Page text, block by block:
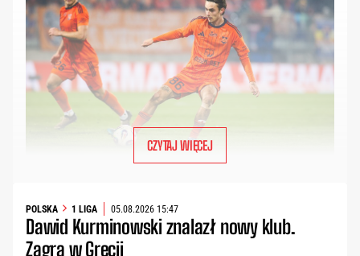
CZYTAJ WIĘCEJ
POLSKA 1 LIGA 05.08.2026 15:47
Dawid Kurminowski znalazł nowy klub.
Zagra w Grecji